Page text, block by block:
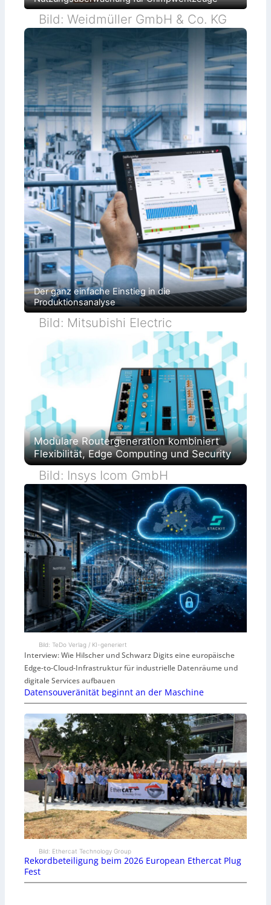
Bild: Weidmüller GmbH & Co. KG
Der ganz einfache Einstieg in die
Produktionsanalyse
Bild: Mitsubishi Electric
Modulare Routergeneration kombiniert
Flexibilität, Edge Computing und Security
Bild: Insys Icom GmbH
Bild: TeDo Verlag / KI-generiert
Interview: Wie Hilscher und Schwarz Digits eine europäische
Edge-to-Cloud-Infrastruktur für industrielle Datenräume und
digitale Services aufbauen
Datensouveränität beginnt an der Maschine
Bild: Ethercat Technology Group
Rekordbeteiligung beim 2026 European Ethercat Plug
Fest